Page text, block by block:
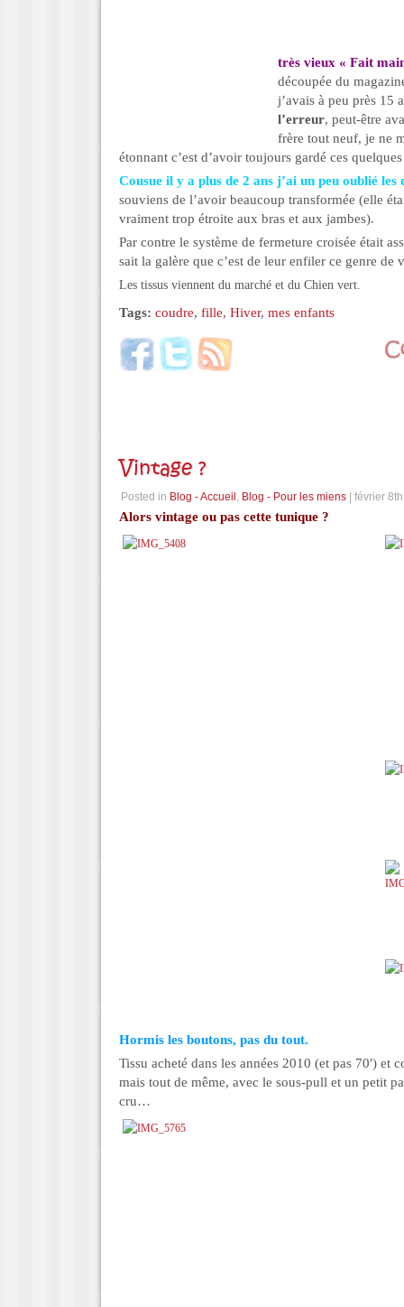
très vieux « Fait
découpée du
j’avais à peu près 15
l’erreur, peut-être
frère tout neuf, je ne
étonnant c’est d’avoir toujours gardé ces
Cousue il y a plus de 2 ans j’ai un peu oublié les
souviens de l’avoir beaucoup transformée (elle
vraiment trop étroite aux bras et aux jambes).
Par contre le système de fermeture croisée était
sait la galère que c’est de leur enfiler ce genre
Les tissus viennent du marché et du Chien vert.
Tags: coudre, fille, Hiver, mes enfants
Vintage ?
Posted in Blog - Accueil , Blog - Pour les miens | février
Alors vintage ou pas cette tunique ?
Hormis les boutons, pas du tout.
Tissu acheté dans les années 2010 (et pas 70′) et
mais tout de même, avec le sous-pull et un petit
cru…